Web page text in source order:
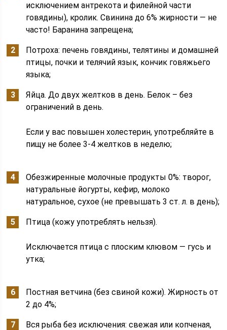
исключением антрекота и филейной части
говядины), кролик. Свинина до 6% жирности — не
часто! Баранина запрещена;
Потроха: печень говядины, телятины и домашней
птицы, почки и телячий язык, кончик говяжьего
языка;
Яйца. До двух желтков в день. Белок – без
ограничений в день.
Если у вас повышен холестерин, употребляйте в
пищу не более 3-4 желтков в неделю;
Обезжиренные молочные продукты 0%: творог,
натуральные йогурты, кефир, молоко
натуральное, сухое (не превышать 3 ст. л. в день);
Птица (кожу употреблять нельзя).
Исключается птица с плоским клювом — гусь и
утка;
Постная ветчина (без свиной кожи). Жирность от
2 до 4%;
Вся рыба без исключения: свежая или копченая,